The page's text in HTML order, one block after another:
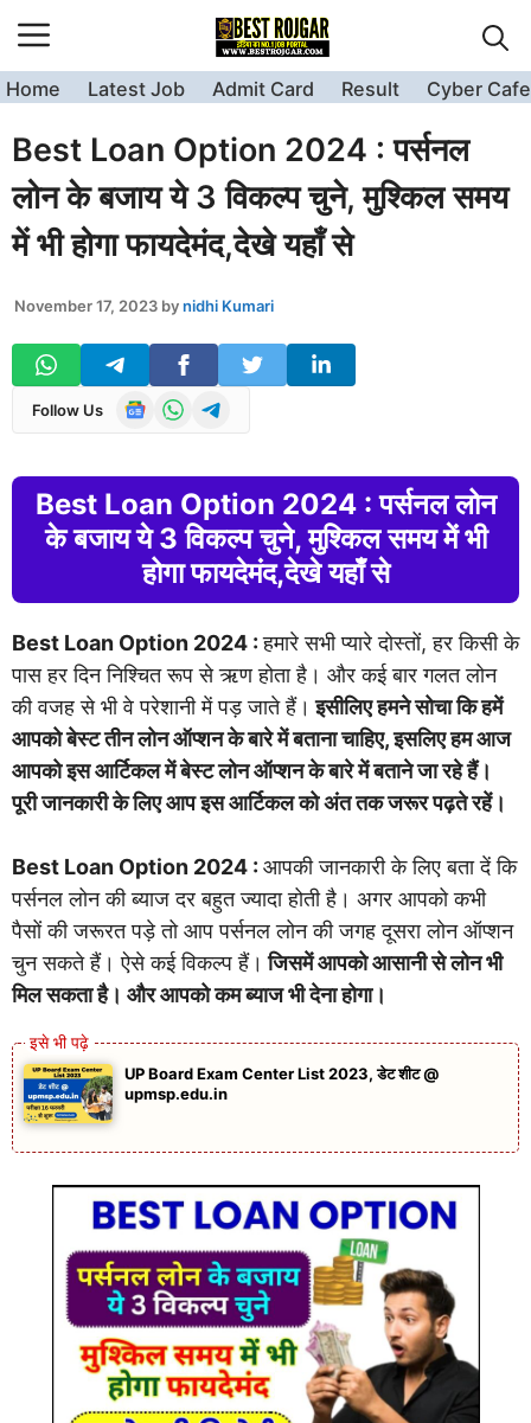
to
content
Home Latest Job Admit Card Result Cyber Cafe
Best Loan Option 2024 : पर्सनल
लोन के बजाय ये 3 विकल्प चुने, मुश्किल समय
में भी होगा फायदेमंद,देखे यहाँ से
November 17, 2023 bynidhi Kumari
Follow Us
Best Loan Option 2024 : पर्सनल लोन
के बजाय ये 3 विकल्प चुने, मुश्किल समय में भी
होगा फायदेमंद,देखे यहाँ से
Best Loan Option 2024 :हमारे सभी प्यारे दोस्तों, हर किसी के
पास हर दिन निश्चित रूप से ऋण होता है। और कई बार गलत लोन
की वजह से भी वे परेशानी में पड़ जाते हैं। इसीलिए हमने सोचा कि हमें
आपको बेस्ट तीन लोन ऑप्शन के बारे में बताना चाहिए, इसलिए हम आज
आपको इस आर्टिकल में बेस्ट लोन ऑप्शन के बारे में बताने जा रहे हैं।
पूरी जानकारी के लिए आप इस आर्टिकल को अंत तक जरूर पढ़ते रहें।
Best Loan Option 2024 : आपकी जानकारी के लिए बता दें कि
पर्सनल लोन की ब्याज दर बहुत ज्यादा होती है। अगर आपको कभी
पैसों की जरूरत पड़े तो आप पर्सनल लोन की जगह दूसरा लोन ऑप्शन
चुन सकते हैं। ऐसे कई विकल्प हैं। जिसमें आपको आसानी से लोन भी
मिल सकता है। और आपको कम ब्याज भी देना होगा।
UP Board Exam Center List 2023, डेट शीट @
upmsp.edu.in